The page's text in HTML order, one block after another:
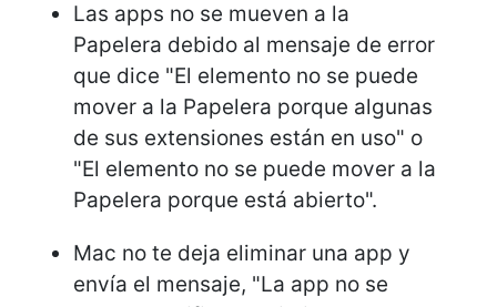
Las apps no se mueven a la
Papelera debido al mensaje de error
que dice "El elemento no se puede
mover a la Papelera porque algunas
de sus extensiones están en uso" o
"El elemento no se puede mover a la
Papelera porque está abierto".
Mac no te deja eliminar una app y
envía el mensaje, "La app no se